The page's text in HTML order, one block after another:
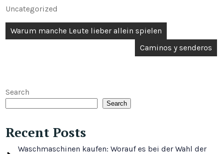
Uncategorized
Post
Warum manche Leute lieber allein spielen
Caminos y senderos
Search
Search
Recent Posts
Waschmaschinen kaufen: Worauf es bei der Wahl der